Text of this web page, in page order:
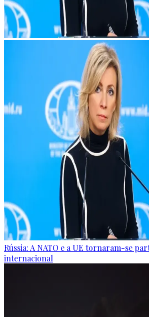
Rússia: A NATO e a UE tornaram-se
internacional